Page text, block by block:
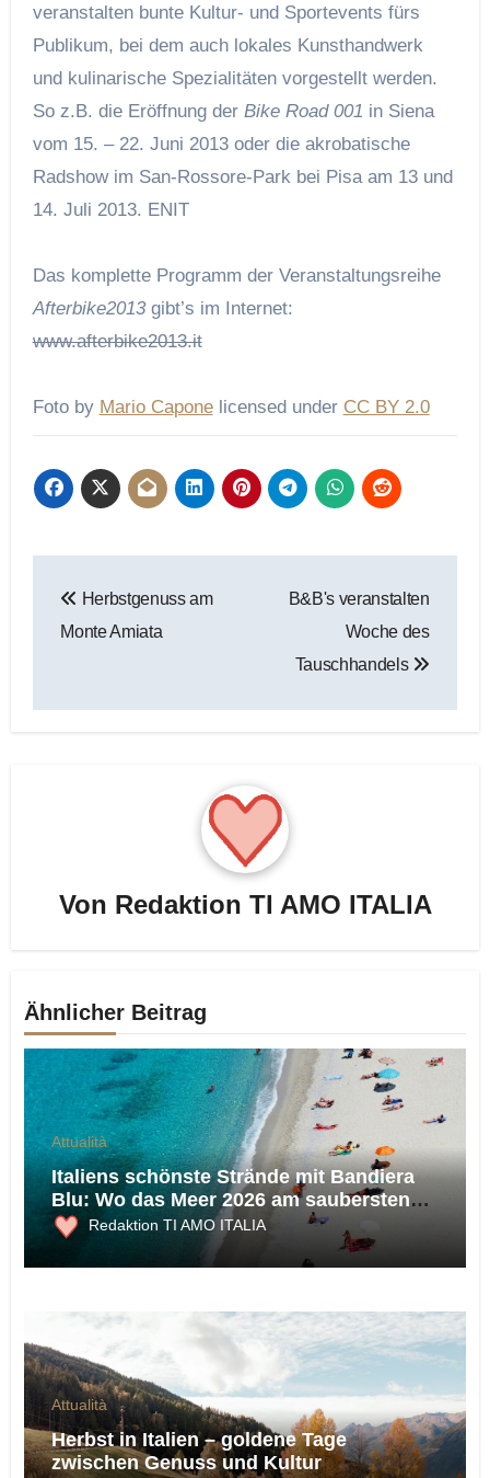
veranstalten bunte Kultur- und Sportevents fürs
Publikum, bei dem auch lokales Kunsthandwerk
und kulinarische Spezialitäten vorgestellt werden.
So z.B. die Eröffnung der Bike Road 001 in Siena
vom 15. – 22. Juni 2013 oder die akrobatische
Radshow im San-Rossore-Park bei Pisa am 13 und
14. Juli 2013. ENIT
Das komplette Programm der Veranstaltungsreihe
Afterbike2013gibt’s im Internet:
www.afterbike2013.it
Foto by Mario Caponelicensed under CC BY 2.0
Herbstgenuss am
Monte Amiata
B&B's veranstalten
Woche des
Tauschhandels
Von Redaktion TI AMO ITALIA
Ähnlicher Beitrag
Attualità
Italiens schönste Strände mit Bandiera
Blu: Wo das Meer 2026 am saubersten
ist
Redaktion TI AMO ITALIA
Attualità
Herbst in Italien – goldene Tage
zwischen Genuss und Kultur